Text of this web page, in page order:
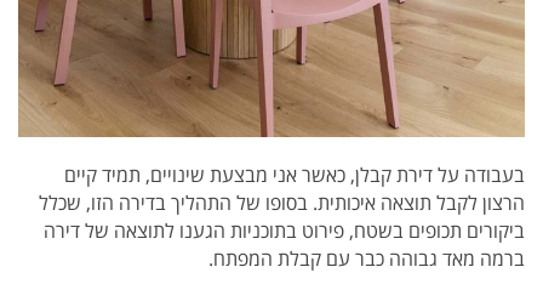
בעבודה על דירת קבלן, כאשר אני מבצעת שינויים, תמיד קיים
הרצון לקבל תוצאה איכותית. בסופו של התהליך בדירה הזו, שכלל
ביקורים תכופים בשטח, פירוט בתוכניות הגענו לתוצאה של דירה
ברמה מאד גבוהה כבר עם קבלת המפתח.